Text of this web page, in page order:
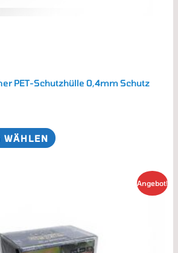
PET-Schutzhülle 0,4mm Schutz
WÄHLEN
Angebot!
mehrere
Varianten